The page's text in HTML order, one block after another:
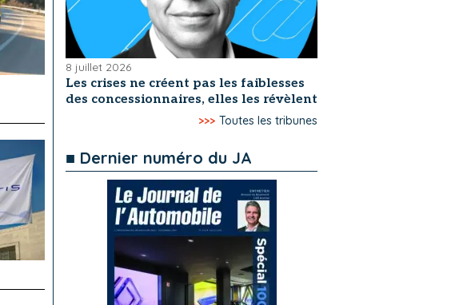
8 juillet 2026
Les crises ne créent pas les faiblesses
des concessionnaires, elles les révèlent
>>> Toutes les tribunes
■ Dernier numéro du JA